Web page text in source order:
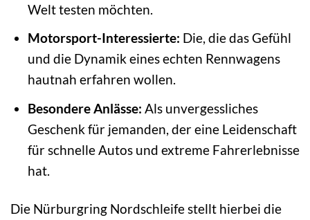
Welt testen möchten.
Motorsport-Interessierte: Die, die das Gefühl
und die Dynamik eines echten Rennwagens
hautnah erfahren wollen.
Besondere Anlässe: Als unvergessliches
Geschenk für jemanden, der eine Leidenschaft
für schnelle Autos und extreme Fahrerlebnisse
hat.
Die Nürburgring Nordschleife stellt hierbei die